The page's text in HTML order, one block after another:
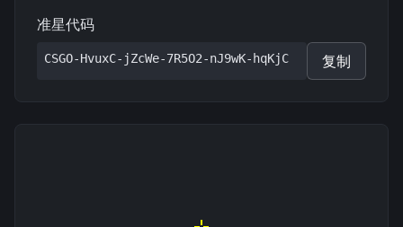
准星代码
CSGO-HvuxC-jZcWe-7R5O2-nJ9wK-hqKjC 复制